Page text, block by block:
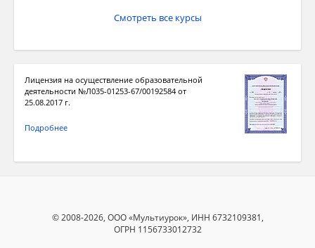
Смотреть все курсы
Лицензия на осуществление образовательной
деятельности №Л035-01253-67/00192584 от
25.08.2017 г.
Подробнее
© 2008-2026, ООО «Мультиурок», ИНН 6732109381,
ОГРН 1156733012732